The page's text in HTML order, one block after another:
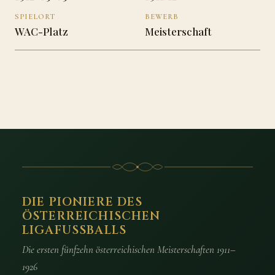
SPIELORT
WAC-Platz
BEWERB
Meisterschaft
DIE PIONIERE DES
ÖSTERREICHISCHEN
LIGAFUSSBALLS
Die ersten fünfzehn österreichischen Meisterschaften 1911–
1926